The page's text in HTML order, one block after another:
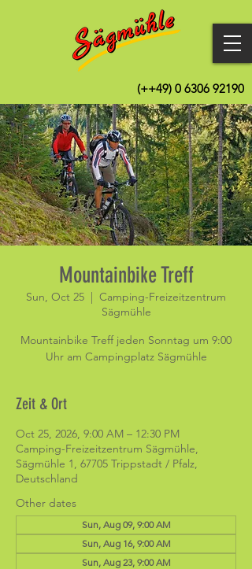
(++49) 0 6306 92190
Mountainbike Treff
Sun, Oct 25
  |
Camping-Freizeitzentrum
Sägmühle
Mountainbike Treff jeden Sonntag um 9:00
Uhr am Campingplatz Sägmühle
Zeit & Ort
Oct 25, 2026, 9:00 AM – 12:30 PM
Camping-Freizeitzentrum Sägmühle,
Sägmühle 1, 67705 Trippstadt / Pfalz,
Deutschland
Other dates
Sun, Aug 09, 9:00 AM
Sun, Aug 16, 9:00 AM
Sun, Aug 23, 9:00 AM